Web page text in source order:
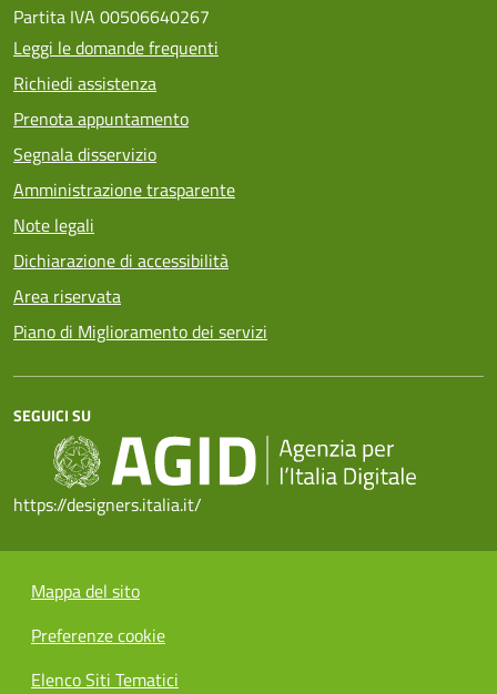
Partita IVA 00506640267
Leggi le domande frequenti
Richiedi assistenza
Prenota appuntamento
Segnala disservizio
Amministrazione trasparente
Note legali
Dichiarazione di accessibilità
Area riservata
Piano di Miglioramento dei servizi
SEGUICI SU
https://designers.italia.it/
Mappa del sito
Preferenze cookie
Elenco Siti Tematici